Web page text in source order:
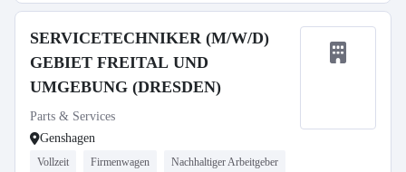
SERVICETECHNIKER (M/W/D)
GEBIET FREITAL UND
UMGEBUNG (DRESDEN)
Parts & Services
Genshagen
Vollzeit Firmenwagen Nachhaltiger Arbeitgeber